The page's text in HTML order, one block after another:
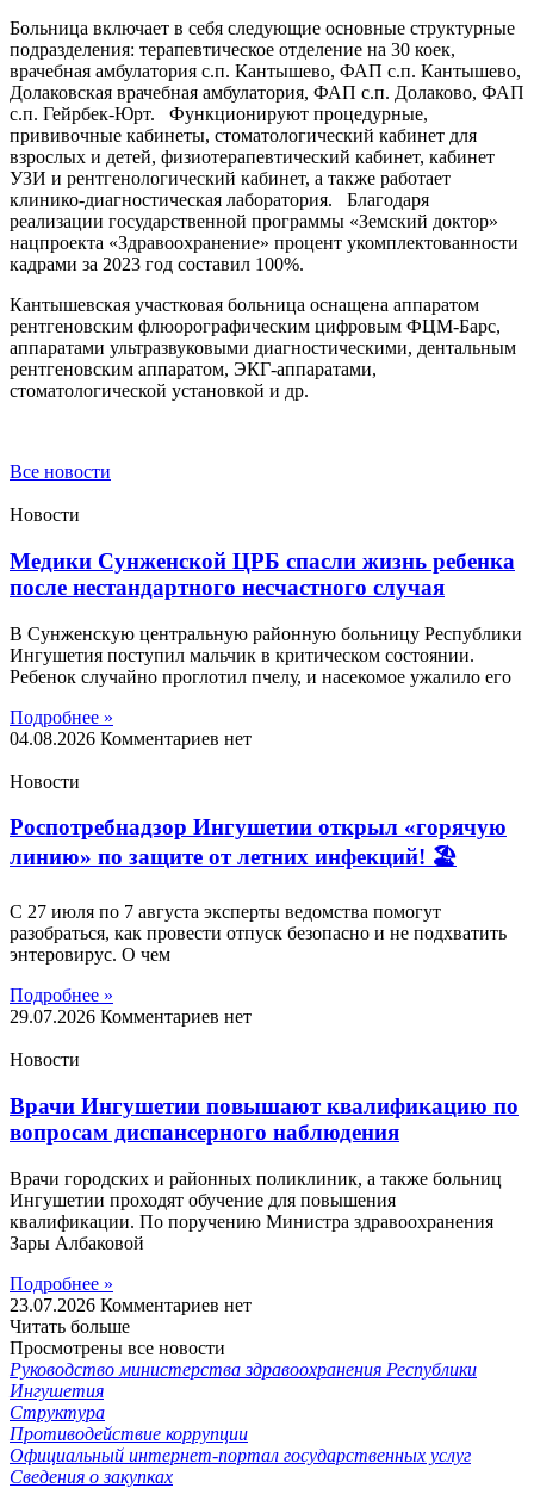
Больница включает в себя следующие основные структурные
подразделения: терапевтическое отделение на 30 коек,
врачебная амбулатория с.п. Кантышево, ФАП с.п. Кантышево,
Долаковская врачебная амбулатория, ФАП с.п. Долаково, ФАП
с.п. Гейрбек-Юрт. Функционируют процедурные,
прививочные кабинеты, стоматологический кабинет для
взрослых и детей, физиотерапевтический кабинет, кабинет
УЗИ и рентгенологический кабинет, а также работает
клинико-диагностическая лаборатория. Благодаря
реализации государственной программы «Земский доктор»
нацпроекта «Здравоохранение» процент укомплектованности
кадрами за 2023 год составил 100%.
Кантышевская участковая больница оснащена аппаратом
рентгеновским флюорографическим цифровым ФЦМ-Барс,
аппаратами ультразвуковыми диагностическими, дентальным
рентгеновским аппаратом, ЭКГ-аппаратами,
стоматологической установкой и др.
Все новости
Новости
Медики Сунженской ЦРБ спасли жизнь ребенка
после нестандартного несчастного случая
В Сунженскую центральную районную больницу Республики
Ингушетия поступил мальчик в критическом состоянии.
Ребенок случайно проглотил пчелу, и насекомое ужалило его
Подробнее »
04.08.2026 Комментариев нет
Новости
Роспотребнадзор Ингушетии открыл «горячую
линию» по защите от летних инфекций! 🏖
С 27 июля по 7 августа эксперты ведомства помогут
разобраться, как провести отпуск безопасно и не подхватить
энтеровирус. О чем
Подробнее »
29.07.2026 Комментариев нет
Новости
Врачи Ингушетии повышают квалификацию по
вопросам диспансерного наблюдения
Врачи городских и районных поликлиник, а также больниц
Ингушетии проходят обучение для повышения
квалификации. По поручению Министра здравоохранения
Зары Албаковой
Подробнее »
23.07.2026 Комментариев нет
Читать больше
Просмотрены все новости
Руководство министерства здравоохранения Республики
Ингушетия
Структура
Противодействие коррупции
Официальный интернет-портал государственных услуг
Сведения о закупках